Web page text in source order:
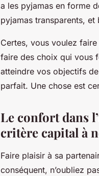
a les pyjamas en forme
pyjamas transparents, et
Certes, vous voulez
faire des choix qui vous
atteindre vos objectifs
parfait. Une chose est
Le confort dans
critère capital à
Faire plaisir à sa
conséquent, n’oubliez